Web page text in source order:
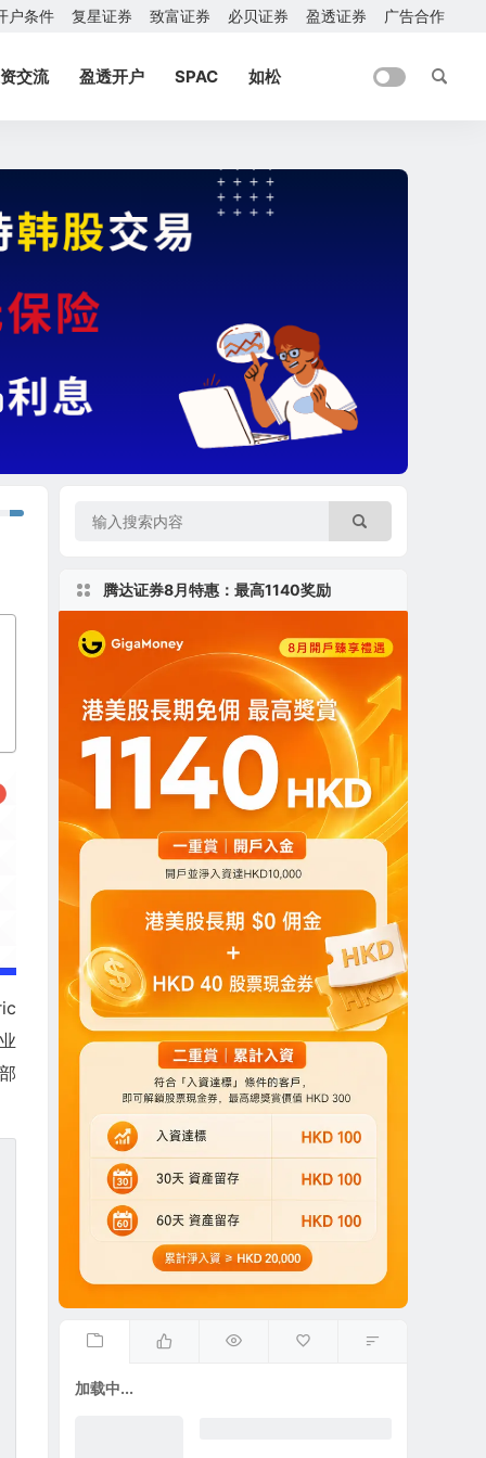
户条件 复星证券 致富证券 必贝证券 盈透证券 广告合作
交流 盈透开户 SPAC 如松
腾达证券8月特惠：最高1140奖励
加载中...